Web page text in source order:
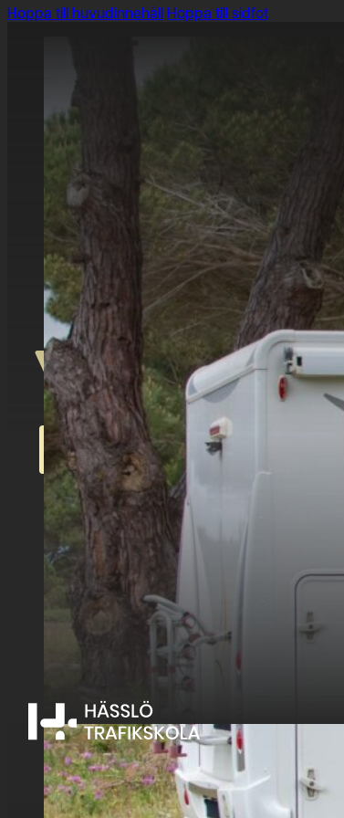
Hoppa till huvudinnehåll Hoppa till sidfot
VILKET
FÖR